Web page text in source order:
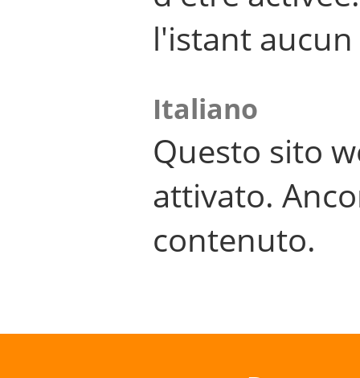
l'istant
Italiano
Questo sito
attivato.
contenuto.